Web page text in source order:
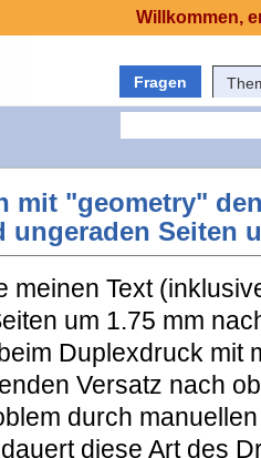
Fragen
mit "geometry"
ungeraden Seiten
meinen Text
um 1.75 mm
Duplexdruck mit
Versatz nach
durch
diese Art des
Willkommen,